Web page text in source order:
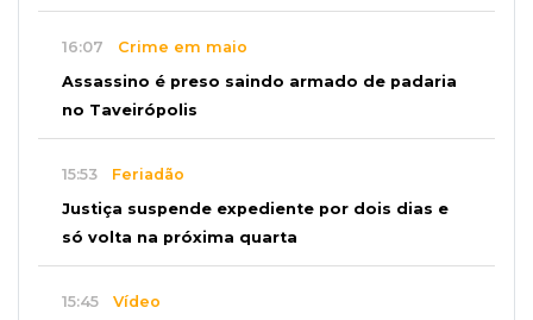
16:07 Crime em maio
Assassino é preso saindo armado de padaria
no Taveirópolis
15:53 Feriadão
Justiça suspende expediente por dois dias e
só volta na próxima quarta
15:45 Vídeo